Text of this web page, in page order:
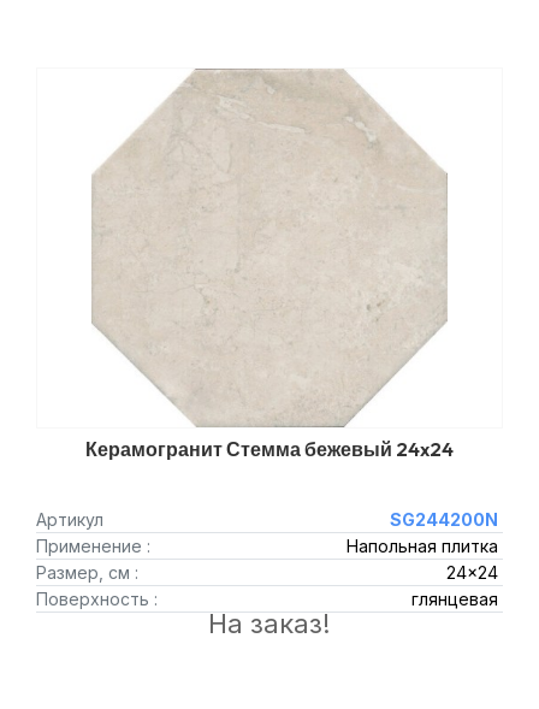
Керамогранит Стемма бежевый 24x24
Артикул
SG244200N
Применение :
Напольная плитка
Размер, см :
24x24
Поверхность :
глянцевая
На заказ!